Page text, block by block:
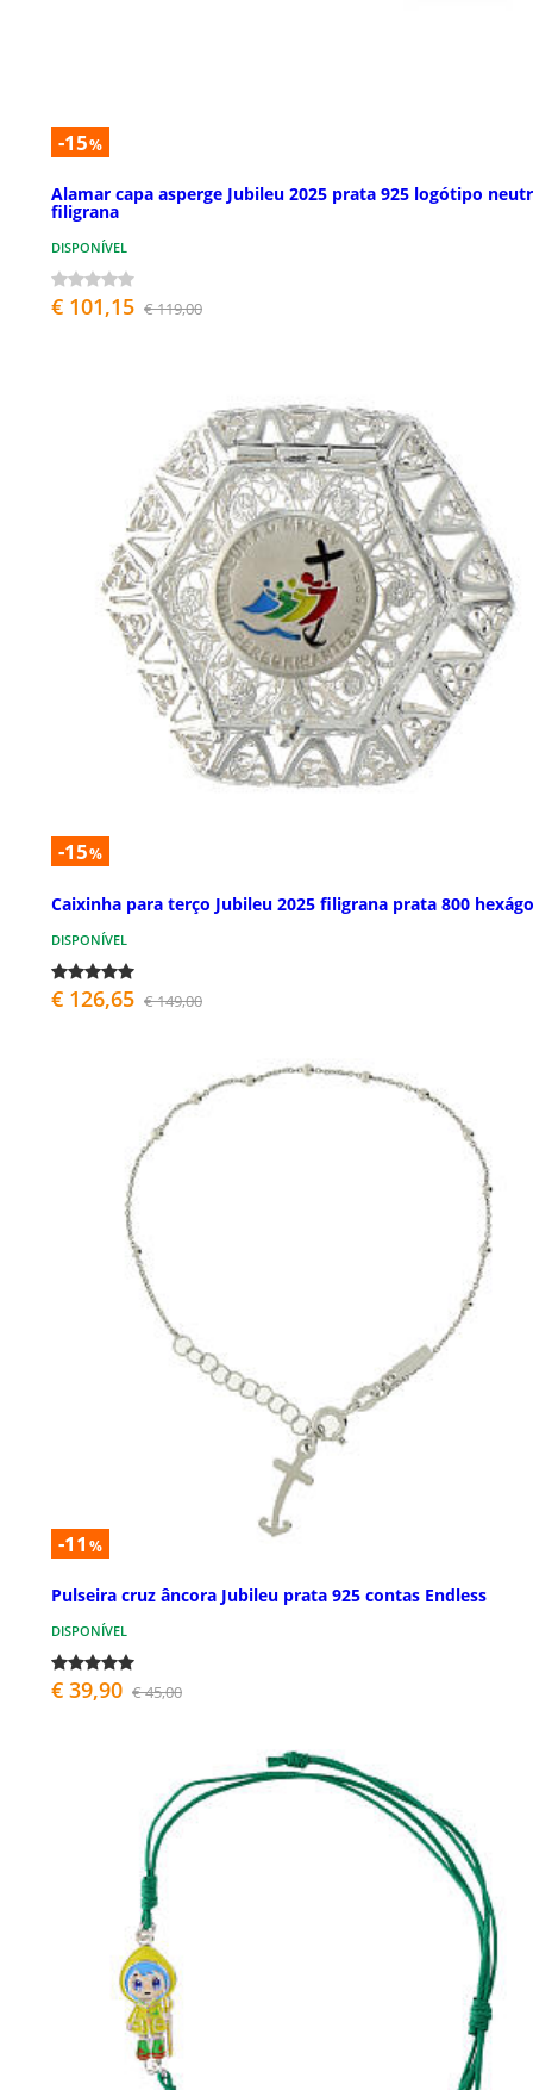
-15%
Alamar capa asperge Jubileu 2025 prata 925 logótipo
filigrana
DISPONÍVEL
€ 101,15 € 119,00
-15%
Caixinha para terço Jubileu 2025 filigrana prata 800
DISPONÍVEL
€ 126,65 € 149,00
-11 %
Pulseira cruz âncora Jubileu prata 925 contas Endless
DISPONÍVEL
€ 39,90 € 45,00